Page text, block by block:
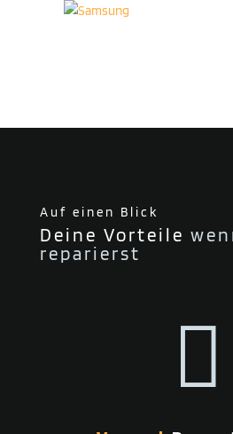
Auf einen Blick
Deine Vorteile
reparierst
